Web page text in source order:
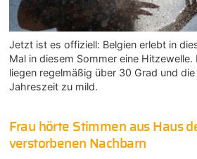
Jetzt ist es offiziell: Belgien erlebt in
Mal in diesem Sommer eine Hitzewelle.
liegen regelmäßig über 30 Grad und
Jahreszeit zu mild.
Frau hörte Stimmen aus Haus
verstorbenen Nachbarn